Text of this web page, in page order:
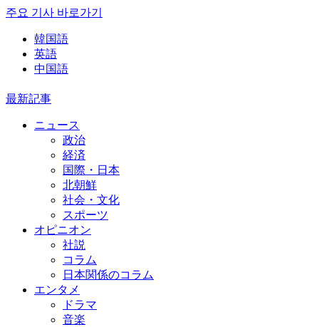
주요 기사 바로가기
韓国語
英語
中国語
最新記事
ニュース
政治
経済
国際・日本
北朝鮮
社会・文化
スポーツ
オピニオン
社説
コラム
日本関係のコラム
エンタメ
ドラマ
音楽